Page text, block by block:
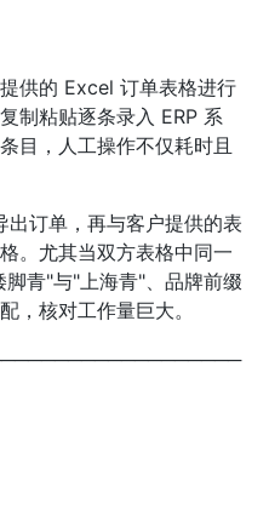
供的 Excel 订单表格进行
制粘贴逐条录入 ERP 系
目，人工操作不仅耗时且
出订单，再与客户提供的表
。尤其当双方表格中同一
青"与"上海青"、品牌前缀
，核对工作量巨大。